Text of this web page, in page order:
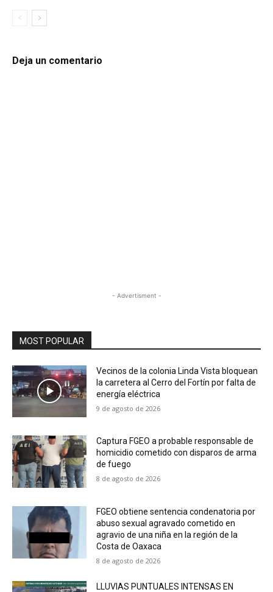
Deja un comentario
- Advertisment -
MOST POPULAR
Vecinos de la colonia Linda Vista bloquean
la carretera al Cerro del Fortín por falta de
energía eléctrica
9 de agosto de 2026
Captura FGEO a probable responsable de
homicidio cometido con disparos de arma
de fuego
8 de agosto de 2026
FGEO obtiene sentencia condenatoria por
abuso sexual agravado cometido en
agravio de una niña en la región de la
Costa de Oaxaca
8 de agosto de 2026
LLUVIAS PUNTUALES INTENSAS EN